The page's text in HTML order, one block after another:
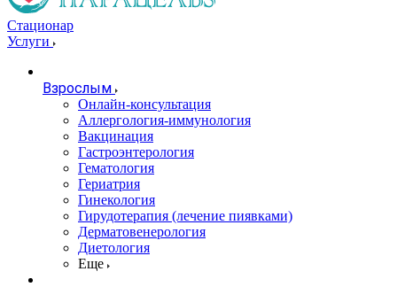
Стационар
Услуги
Взрослым
Онлайн-консультация
Аллергология-иммунология
Вакцинация
Гастроэнтерология
Гематология
Гериатрия
Гинекология
Гирудотерапия (лечение пиявками)
Дерматовенерология
Диетология
Еще